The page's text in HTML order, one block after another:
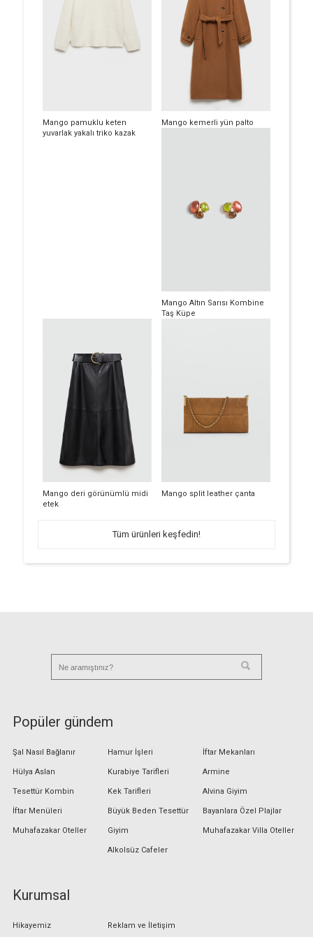
Mango pamuklu keten
yuvarlak yakalı triko kazak
Mango kemerli yün palto
Mango Altın Sarısı Kombine
Taş Küpe
Mango deri görünümlü midi
etek
Mango split leather çanta
Tüm ürünleri keşfedin!
Popüler gündem
Şal Nasıl Bağlanır
Hülya Aslan
Tesettür Kombin
İftar Menüleri
Muhafazakar Oteller
Hamur İşleri
Kurabiye Tarifleri
Kek Tarifleri
Büyük Beden Tesettür
Giyim
Alkolsüz Cafeler
İftar Mekanları
Armine
Alvina Giyim
Bayanlara Özel Plajlar
Muhafazakar Villa Oteller
Kurumsal
Hikayemiz Reklam ve İletişim